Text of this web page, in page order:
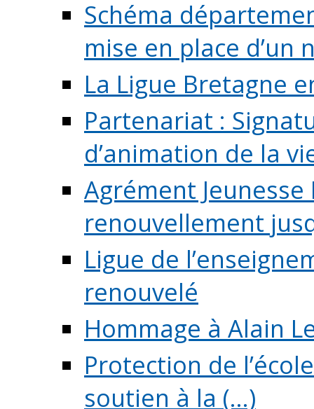
Schéma
mise en place d’un
La Ligue Bretagne
Partenariat :
d’animation de la
Agrément
renouvellement
Ligue de
renouvelé
Hommage à Alain
Protection de
soutien à la (...)